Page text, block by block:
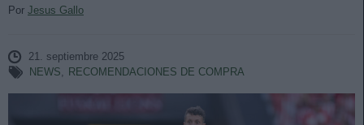
Por Jesus Gallo
21. septiembre 2025
NEWS, RECOMENDACIONES DE COMPRA